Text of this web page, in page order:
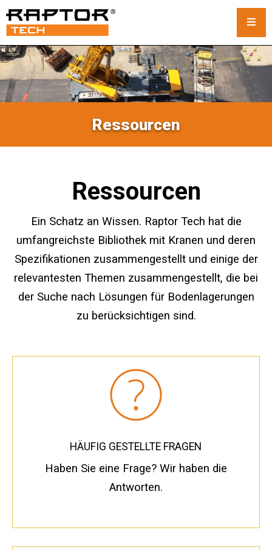
Stahl-Kranmatten
Standardmatten
Maßgefertigte Kranmatten
Vermietung von Kranmatten
Rack- und Stapelsystem
Auslegerpolster
Standard-Auslegerauflagen
Premium-Auslegerpolster
Magnetische Auslegerpolster
Zehenblockierung
Modulare Ständer und Hebeböcke
Ressourcen
Ressourcen
Ein Schatz an Wissen. Raptor Tech hat die
umfangreichste Bibliothek mit Kranen und deren
Spezifikationen zusammengestellt und einige der
relevantesten Themen zusammengestellt, die bei
der Suche nach Lösungen für Bodenlagerungen
zu berücksichtigen sind.
HÄUFIG GESTELLTE FRAGEN
Haben Sie eine Frage? Wir haben die
Antworten.